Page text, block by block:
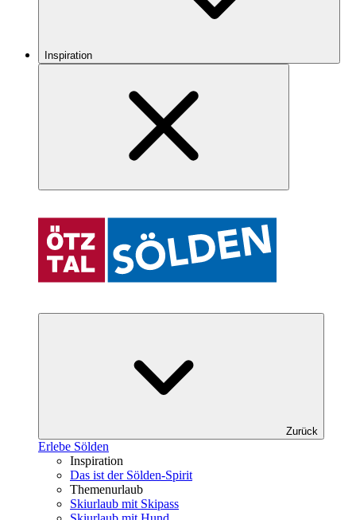
Inspiration
Zurück
Erlebe Sölden
Inspiration
Das ist der Sölden-Spirit
Themenurlaub
Skiurlaub mit Skipass